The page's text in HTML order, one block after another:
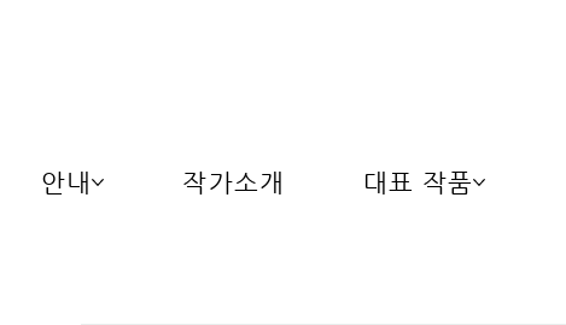
안내 작가소개 대표 작품